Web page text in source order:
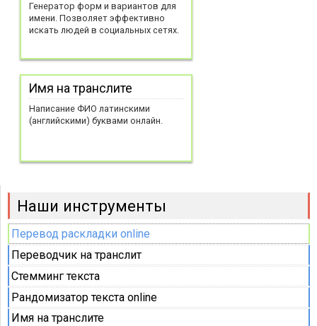
Генератор форм и вариантов для
имени. Позволяет эффективно
искать людей в социальных сетях.
Имя на транслите
Написание ФИО латинскими
(английскими) буквами онлайн.
Наши инструменты
Перевод раскладки online
Переводчик на транслит
Стемминг текста
Рандомизатор текста online
Имя на транслите